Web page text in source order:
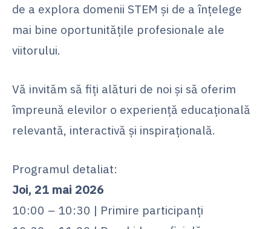
de a explora domenii STEM și de a înțelege
mai bine oportunitățile profesionale ale
viitorului.
Vă invităm să fiți alături de noi și să oferim
împreună elevilor o experiență educațională
relevantă, interactivă și inspirațională.
Programul detaliat:
Joi, 21 mai 2026
10:00 – 10:30 | Primire participanți